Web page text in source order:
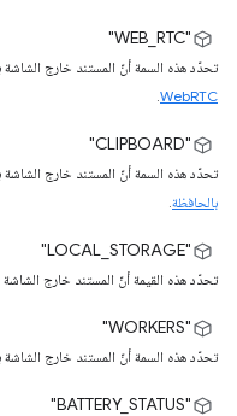
‫"WEB_RTC"
تحدّد هذه السمة أنّ المستند خارج
WebRTC
.
‫"CLIPBOARD"
تحدّد هذه السمة أنّ المستند خارج الشاشة
بالحافظة.
"LOCAL_STORAGE"
تحدّد هذه القيمة أنّ المستند خارج
‫"WORKERS"
تحدّد هذه السمة أنّ المستند خارج
‫"BATTERY_STATUS"